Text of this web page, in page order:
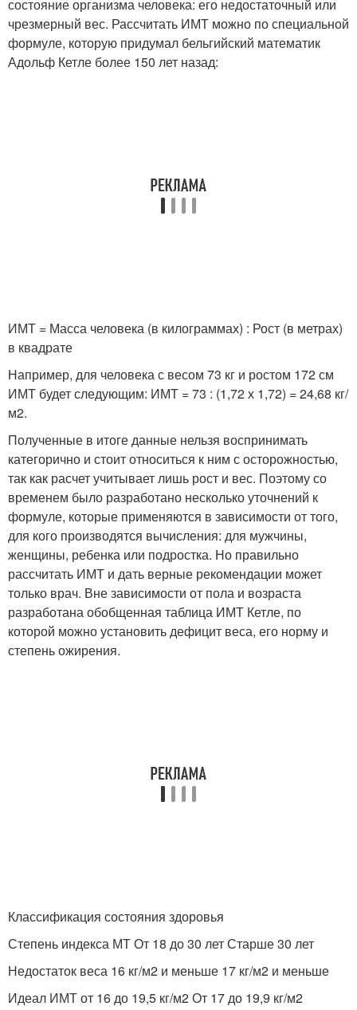
состояние организма человека: его недостаточный или
чрезмерный вес. Рассчитать ИМТ можно по специальной
формуле, которую придумал бельгийский математик
Адольф Кетле более 150 лет назад:
ИМТ = Масса человека (в килограммах) : Рост (в метрах)
в квадрате
Например, для человека с весом 73 кг и ростом 172 см
ИМТ будет следующим: ИМТ = 73 : (1,72 х 1,72) = 24,68 кг/
м2.
Полученные в итоге данные нельзя воспринимать
категорично и стоит относиться к ним с осторожностью,
так как расчет учитывает лишь рост и вес. Поэтому со
временем было разработано несколько уточнений к
формуле, которые применяются в зависимости от того,
для кого производятся вычисления: для мужчины,
женщины, ребенка или подростка. Но правильно
рассчитать ИМТ и дать верные рекомендации может
только врач. Вне зависимости от пола и возраста
разработана обобщенная таблица ИМТ Кетле, по
которой можно установить дефицит веса, его норму и
степень ожирения.
Классификация состояния здоровья
Степень индекса МТ От 18 до 30 лет Старше 30 лет
Недостаток веса 16 кг/м2 и меньше 17 кг/м2 и меньше
Идеал ИМТ от 16 до 19,5 кг/м2 От 17 до 19,9 кг/м2